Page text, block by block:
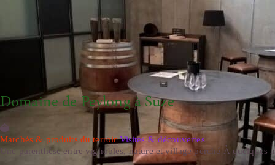
Domaine de Peylong à Suze
Marchés & produits du terroirVisites & découvertes
Une parenthèse entre vignobles, nature et village perché À quelques